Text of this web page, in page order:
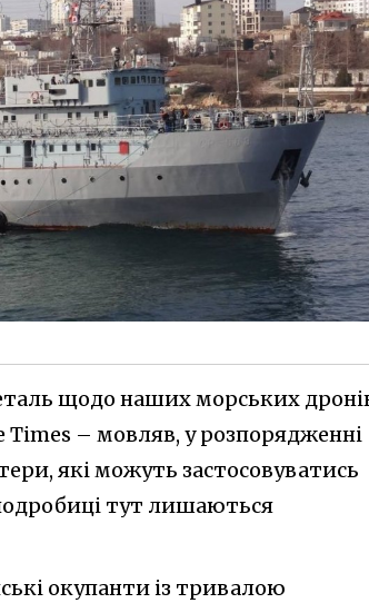
щодо наших морських
Times – мовляв, у розпорядженні
які можуть застосовуватись
тут лишаються
окупанти із тривалою